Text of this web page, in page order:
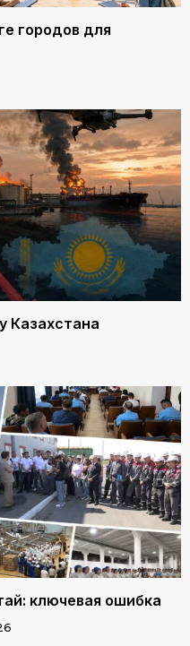
городов для
Казахстана
ключевая ошибка